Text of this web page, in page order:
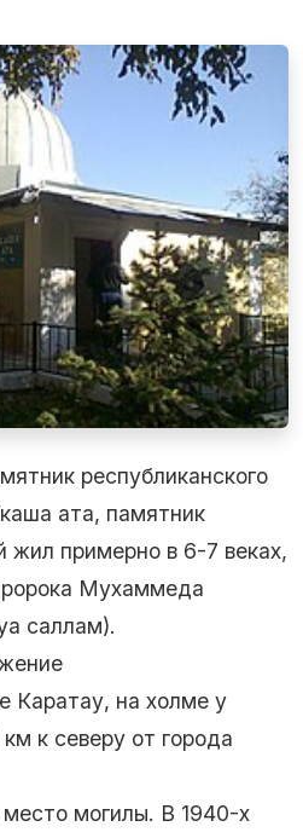
республиканского
ата, памятник
жил примерно в 6-7 веках,
Мухаммеда
саллам).
Каратау, на холме у
к северу от города
могилы. В 1940-х